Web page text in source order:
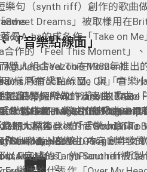
樂句（synth riff）創作的歌曲
Sweet Dreams」被取樣用在
是A-ha的成名作「Take on
作的「Feel This Moment」
雙人組合Yazoo在1982年推出
樣用在「Turn Me On」中，
山莊警探所做的演奏曲「Axel
Get It Girl」、PSY的「
Feel This Moment
Perfect
ft Vula Malinga Turn Me On
F
It Girl
「音樂點線面」
」、「音樂點線面」與「音樂
播Pepper And Piano 的歌曲
樂點線面」將以流行歌曲中具
紹，然後登場「音樂小寶庫
Machine)這個由Google開發
以AI完成的Taryn Southern所
“鋼琴短樂句”，分別以Bruce
、當中的Piano riff被Polo G取
，Joe Cocker的「Woman To
California Love」中。創作女
Miles」的Piano riff被
SSERAFIM歌曲”Unforgiven”
野大鏢客」（The Good, The
樂小彩蛋」的核心內容。
1117
Took My Heart
Forget
1 2